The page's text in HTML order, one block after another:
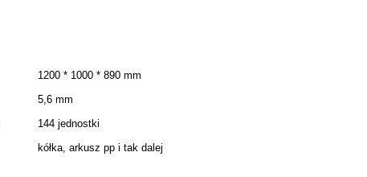
1200 * 1000 * 890 mm
5,6 mm
144 jednostki
kółka, arkusz pp i tak dalej